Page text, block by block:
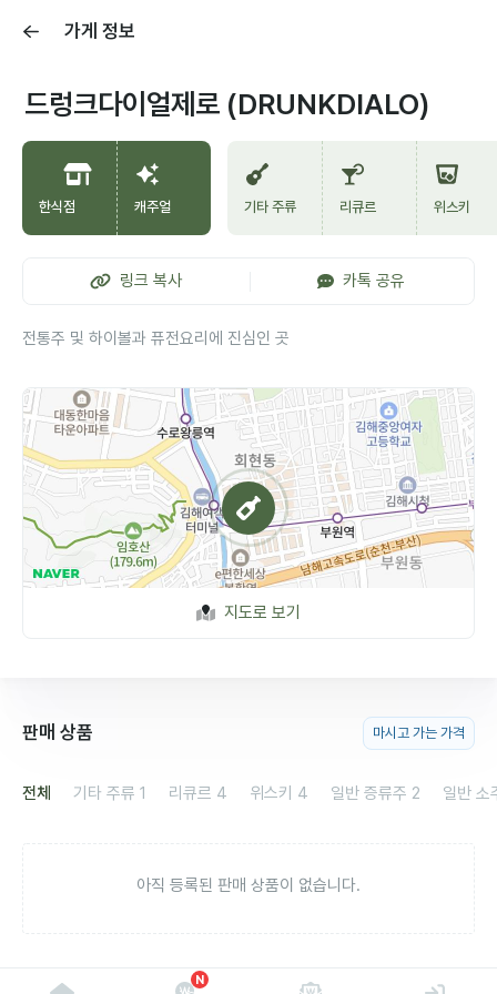
가게 정보
드렁크다이얼제로 (DRUNKDIALO)
한식점 캐주얼 기타 주류 리큐르 위스키
링크 복사 카톡 공유
전통주 및 하이볼과 퓨전요리에 진심인 곳
지도로 보기
판매 상품 마시고 가는 가격
전체 기타 주류 1 리큐르 4 위스키 4 일반 증류주 2 일반 소
아직 등록된 판매 상품이 없습니다.
N